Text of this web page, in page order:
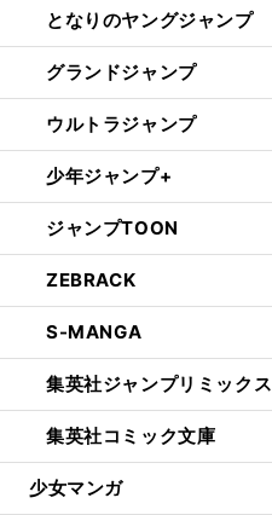
となりのヤングジャンプ
グランドジャンプ
ウルトラジャンプ
少年ジャンプ+
ジャンプTOON
ZEBRACK
S-MANGA
集英社ジャンプリミックス
集英社コミック文庫
少女マンガ